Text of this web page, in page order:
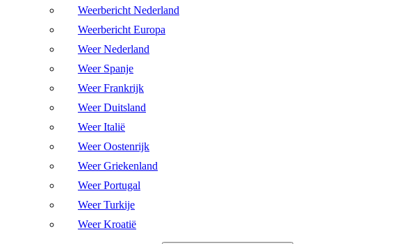
Weerbericht Nederland
Weerbericht Europa
Weer Nederland
Weer Spanje
Weer Frankrijk
Weer Duitsland
Weer Italië
Weer Oostenrijk
Weer Griekenland
Weer Portugal
Weer Turkije
Weer Kroatië